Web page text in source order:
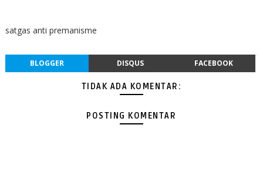
satgas anti premanisme
BLOGGER DISQUS FACEBOOK
TIDAK ADA KOMENTAR:
POSTING KOMENTAR